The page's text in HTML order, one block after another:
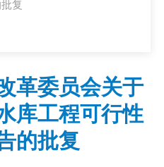
复
革委员会关于
库工程可行性
的批复